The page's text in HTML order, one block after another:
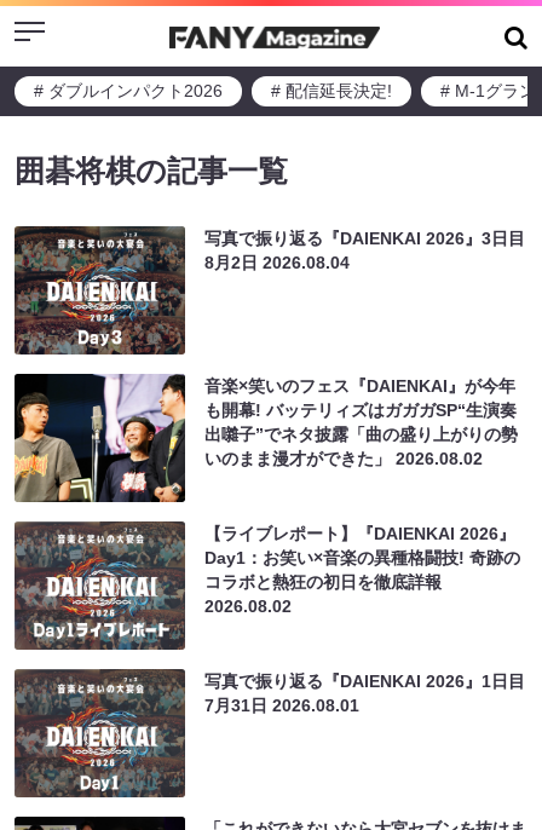
Menu
# ダブルインパクト2026 # 配信延長決定! # M-1グラン
囲碁将棋の記事一覧
写真で振り返る『DAIENKAI 2026』3日目
8月2日2026.08.04
音楽×笑いのフェス『DAIENKAI』が今年
も開幕! バッテリィズはガガガSP“生演奏
出囃子”でネタ披露「曲の盛り上がりの勢
いのまま漫才ができた」2026.08.02
【ライブレポート】『DAIENKAI 2026』
Day1：お笑い×音楽の異種格闘技! 奇跡の
コラボと熱狂の初日を徹底詳報
2026.08.02
写真で振り返る『DAIENKAI 2026』1日目
7月31日2026.08.01